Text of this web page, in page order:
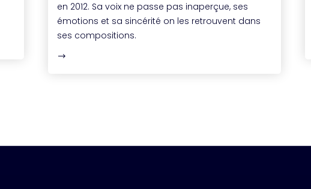
en 2012. Sa voix ne passe pas inaperçue, ses
émotions et sa sincérité on les retrouvent dans
ses compositions.